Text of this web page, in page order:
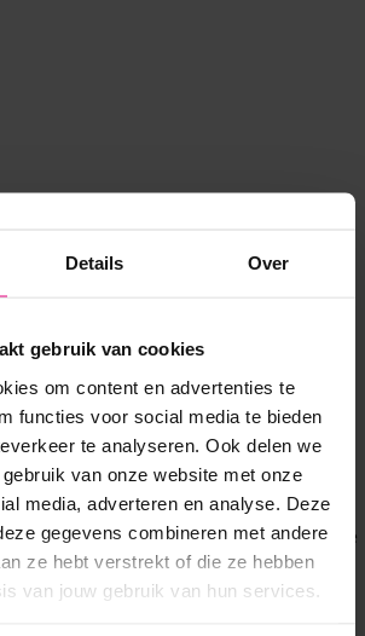
Details Over
gebruik van cookies
om content en advertenties te
functies voor social media te bieden
te analyseren. Ook delen we
van onze website met onze
media, adverteren en analyse. Deze
gegevens combineren met andere
ze hebt verstrekt of die ze hebben
van jouw gebruik van hun services.
client-side exception has occurred while
(see the browser console for more
information).